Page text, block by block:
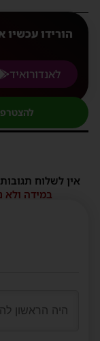
הורידו
לאנדורואיד
אין לשלוח
במידה ולא